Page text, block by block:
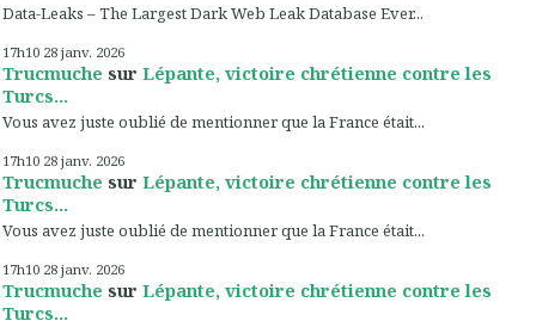
Data-Leaks – The Largest Dark Web Leak Database Ever...
17h10 28 janv. 2026
Trucmuche sur Lépante, victoire chrétienne contre les
Turcs...
Vous avez juste oublié de mentionner que la France était...
17h10 28 janv. 2026
Trucmuche sur Lépante, victoire chrétienne contre les
Turcs...
Vous avez juste oublié de mentionner que la France était...
17h10 28 janv. 2026
Trucmuche sur Lépante, victoire chrétienne contre les
Turcs...